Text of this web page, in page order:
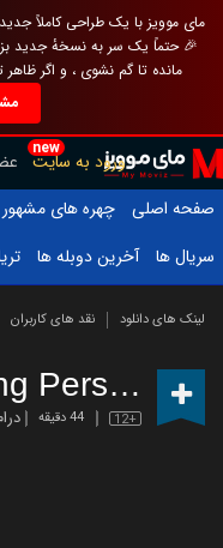
مای موویز با یک طراحی کاملاً
🎉 حتماً یک سر به نسخهٔ جدید
مانده تا گم نشوی ، و اگر
new
ورود به سایت
صفحه اصلی
چهره های مشهور
سریال ها
آخرین دوبله ها
لینک های دانلود نقد های کاربران
Seeking Persephone
12+ 44 دقیقه